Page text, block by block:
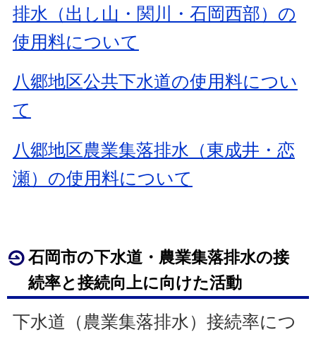
排水（出し山・関川・石岡西部）の
使用料について
八郷地区公共下水道の使用料につい
て
八郷地区農業集落排水（東成井・恋
瀬）の使用料について
石岡市の下水道・農業集落排水の接
続率と接続向上に向けた活動
下水道（農業集落排水）接続率につ